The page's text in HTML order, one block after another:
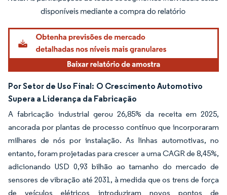
Imagem © Mordor Intelligence. O reuso requer atribuição conforme CC BY 4.0.
Por Setor de Uso Final: O Crescimento Automotivo
Supera a Liderança da Fabricação
A fabricação industrial gerou 26,85% da receita em 2025,
ancorada por plantas de processo contínuo que incorporaram
milhares de nós por instalação. As linhas automotivas, no
entanto, foram projetadas para crescer a uma CAGR de 8,45%,
adicionando USD 0,93 bilhão ao tamanho do mercado de
sensores de vibração até 2031, à medida que os trens de força
de veículos elétricos introduziram novos pontos de